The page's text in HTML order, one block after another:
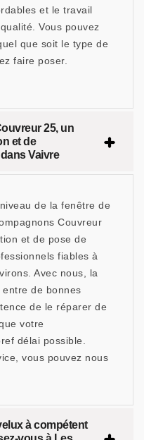
et le travail
Vous pouvez
que soit le type de
faire poser.
25, un
et de
Vaivre
de la fenêtre de
Couvreur
et de pose de
fiables à
Avec nous, la
de bonnes
de le réparer de
votre
délai possible.
vous pouvez nous
à compétent